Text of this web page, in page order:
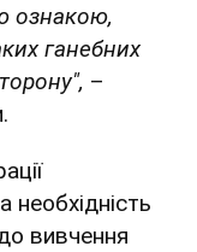
ознакою,
ганебних
–
необхідність
вивчення